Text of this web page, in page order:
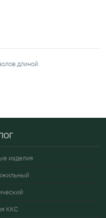
длиной.
изделия
ККС